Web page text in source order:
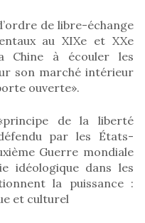
de libre-échange
au XIXe et XXe
Chine à écouler les
son marché intérieur
ouverte».
de la liberté
par les États-
Guerre mondiale
idéologique dans les
la puissance :
et culturel